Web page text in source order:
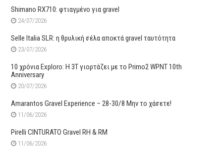
Shimano RX710: φτιαγμένο για gravel
24/07/2026
Selle Italia SLR: η θρυλική σέλα αποκτά gravel ταυτότητα
23/07/2026
10 χρόνια Exploro: Η 3T γιορτάζει με το Primo2 WPNT 10th
Anniversary
20/07/2026
Amarantos Gravel Experience – 28-30/8 Μην το χάσετε!
11/06/2026
Pirelli CINTURATO Gravel RH & RM
11/06/2026